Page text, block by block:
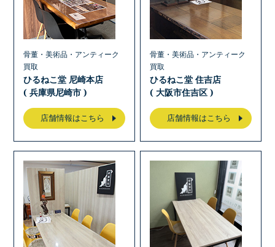
骨董・美術品・アンティーク
買取
ひるねこ堂 尼崎本店
( 兵庫県尼崎市 )
店舗情報はこちら
骨董・美術品・アンティーク
買取
ひるねこ堂 住吉店
( 大阪市住吉区 )
店舗情報はこちら